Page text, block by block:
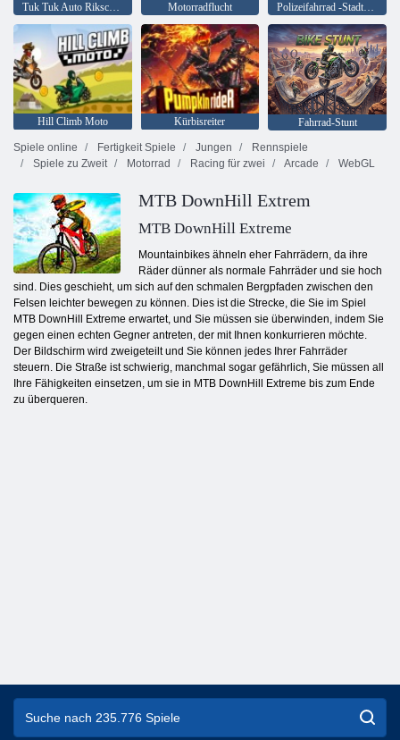
Tuk Tuk Auto Rikscha 2020 Motorradflucht Polizeifahrrad -Stadtsimulator
Hill Climb Moto Kürbisreiter
Fahrrad-Stunt
Spiele online
Fertigkeit Spiele Jungen
Rennspiele
Spiele zu Zweit
Motorrad Racing für zwei Arcade WebGL
MTB DownHill Extrem
MTB DownHill Extreme
Mountainbikes ähneln eher Fahrrädern, da ihre
Räder dünner als normale Fahrräder und sie hoch
sind. Dies geschieht, um sich auf den schmalen Bergpfaden zwischen den
Felsen leichter bewegen zu können. Dies ist die Strecke, die Sie im Spiel
MTB DownHill Extreme erwartet, und Sie müssen sie überwinden, indem Sie
gegen einen echten Gegner antreten, der mit Ihnen konkurrieren möchte.
Der Bildschirm wird zweigeteilt und Sie können jedes Ihrer Fahrräder
steuern. Die Straße ist schwierig, manchmal sogar gefährlich, Sie müssen all
Ihre Fähigkeiten einsetzen, um sie in MTB DownHill Extreme bis zum Ende
zu überqueren.